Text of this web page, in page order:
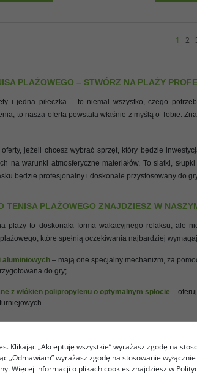
1 2
PLAŻOWEGO – STWÓRZ NA PLAŻY
i jedna piłeczka – to niemal wszystko, czego
to nasza oferta powstała właśnie z myślą o Tobie.
jeżeli chcesz wybrać sprzęt, który będzie
na warunki atmosferyczne materiałów. To siatki,
będzie profesjonalny i doskonale przystosowany do
TENISA PLAŻOWEGO ZNAJDZIESZ W
plaży to doskonała forma wakacyjnego relaksu, ale
które spełnią oczekiwania najbardziej
aluminiowych – mają one specjalny mechanizm, za
do gry;
z włókien polipropylenu o optymalnym splocie –
klientów:
sprzęt od godnych zaufania marek – dlatego
Klikając „Akceptuję wszystkie” wyrażasz zgodę na
„Odmawiam” wyrażasz zgodę na stosowanie
Więcej informacji o plikach cookies znajdziesz w